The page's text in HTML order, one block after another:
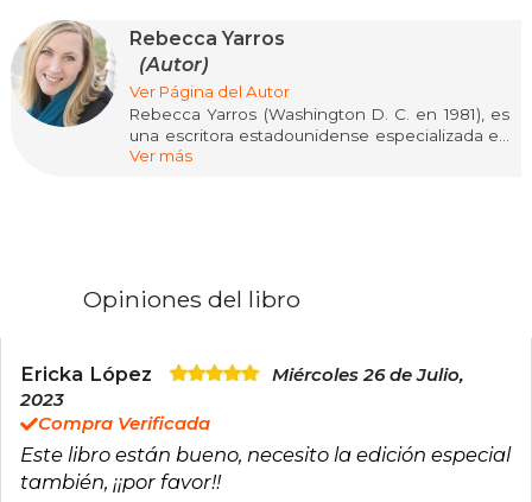
Rebecca Yarros
(Autor)
Ver Página del Autor
Rebecca Yarros (Washington D. C. en 1981), es
una escritora estadounidense especializada en
fantasía romántica y romance contemporáneo.
ambientada en una academia militar con
Rebecca Yarros ha sido reconocida con
British Book Award al Libro del Año Pageturner,
y su obra será adaptada a televisión.
Ver más
Opiniones del libro
Ericka López
Miércoles 26 de Julio,
2023
Compra Verificada
Este libro están bueno, necesito la edición especial
también, ¡¡por favor!!